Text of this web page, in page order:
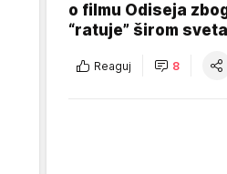
o filmu Odiseja
“ratuje” širom sveta
Reaguj 8